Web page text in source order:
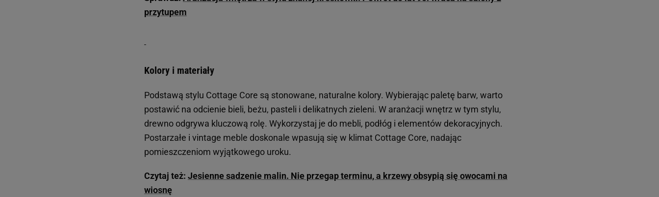
przytupem
Kolory i materiały
Podstawą stylu Cottage Core są stonowane, naturalne kolory. Wybierając paletę barw, warto
postawić na odcienie bieli, beżu, pasteli i delikatnych zieleni. W aranżacji wnętrz w tym stylu,
drewno odgrywa kluczową rolę. Wykorzystaj je do mebli, podłóg i elementów dekoracyjnych.
Postarzałe i vintage meble doskonale wpasują się w klimat Cottage Core, nadając
pomieszczeniom wyjątkowego uroku.
Czytaj też: Jesienne sadzenie malin. Nie przegap terminu, a krzewy obsypią się owocami na
wiosnę